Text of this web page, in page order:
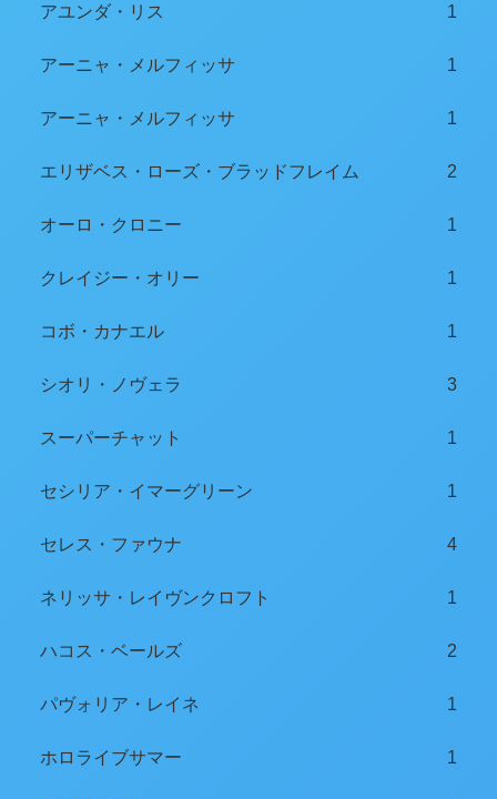
アユンダ・リス 1
アーニャ・メルフィッサ 1
アーニャ・メルフィッサ 1
エリザベス・ローズ・ブラッドフレイム 2
オーロ・クロニー 1
クレイジー・オリー 1
コボ・カナエル 1
シオリ・ノヴェラ 3
スーパーチャット 1
セシリア・イマーグリーン 1
セレス・ファウナ 4
ネリッサ・レイヴンクロフト 1
ハコス・ベールズ 2
パヴォリア・レイネ 1
ホロライブサマー 1